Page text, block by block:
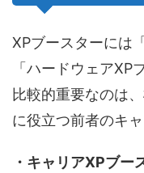
XPブースターには
「ハードウェアXP
比較的重要なのは
に役立つ前者のキ
・キャリアXPブ